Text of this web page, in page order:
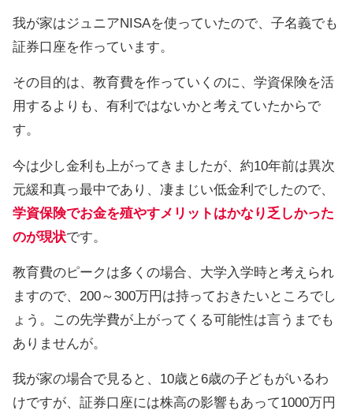
我が家はジュニアNISAを使っていたので、子名義でも
証券口座を作っています。
その目的は、教育費を作っていくのに、学資保険を活
用するよりも、有利ではないかと考えていたからで
す。
今は少し金利も上がってきましたが、約10年前は異次
元緩和真っ最中であり、凄まじい低金利でしたので、
学資保険でお金を殖やすメリットはかなり乏しかった
のが現状です。
教育費のピークは多くの場合、大学入学時と考えられ
ますので、200～300万円は持っておきたいところでし
ょう。この先学費が上がってくる可能性は言うまでも
ありませんが。
我が家の場合で見ると、10歳と6歳の子どもがいるわ
けですが、証券口座には株高の影響もあって1000万円